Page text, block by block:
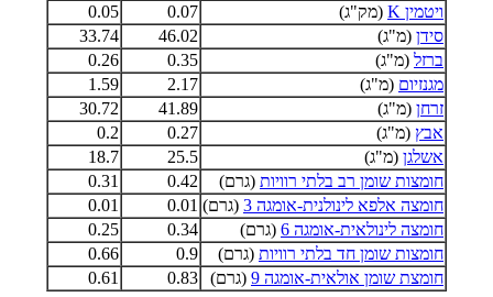
ויטמין K
(מק"ג) 0.07
0.05
סידן (מ"ג) 46.02
33.74
ברזל (מ"ג) 0.35
0.26
מגנזיום (מ"ג) 2.17
1.59
זרחן (מ"ג) 41.89
30.72
אבץ (מ"ג) 0.27
0.2
אשלגן (מ"ג) 25.5
18.7
חומצות שומן רב בלתי רוויות (גרם) 0.42
0.31
חומצה אלפא לינולנית-אומגה 3
(גרם) 0.01
0.01
חומצה לינולאית-אומגה 6
(גרם) 0.34
0.25
חומצות שומן חד בלתי רוויות (גרם) 0.9
0.66
חומצת שומן אולאית-אומגה 9
(גרם) 0.83
0.61